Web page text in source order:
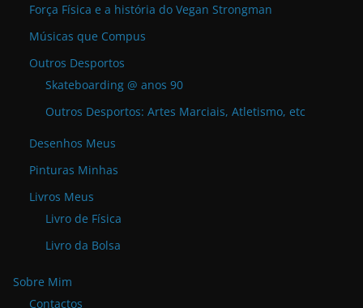
Força Física e a história do Vegan Strongman
Músicas que Compus
Outros Desportos
Skateboarding @ anos 90
Outros Desportos: Artes Marciais, Atletismo, etc
Desenhos Meus
Pinturas Minhas
Livros Meus
Livro de Física
Livro da Bolsa
Sobre Mim
Contactos